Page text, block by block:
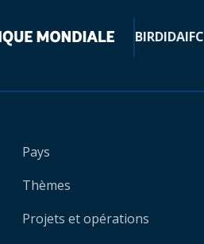
BIRDIDAIFC
Pays
Thèmes
Projets et opérations